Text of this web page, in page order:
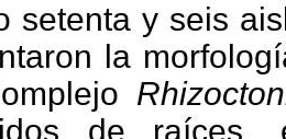
setenta y seis
la
de raíces,